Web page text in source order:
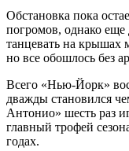
Обстановка пока
погромов, однако еще
танцевать на
но все обошлось без
Всего «Нью-Йорк»
дважды становился
Антонио» шесть раз
главный трофей
годах.